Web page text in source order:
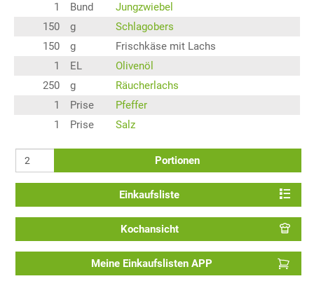
1
Bund
Jungzwiebel
150
g
Schlagobers
150
g
Frischkäse mit Lachs
1
EL
Olivenöl
250
g
Räucherlachs
1
Prise
Pfeffer
1
Prise Salz
Portionen
Einkaufsliste
Kochansicht
Meine Einkaufslisten APP